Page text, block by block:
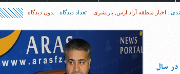
: اخبار منطقه آزاد ارس بازنشری تعداد دیدگاه : بدون دیدگاه
در سال